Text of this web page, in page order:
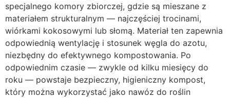
specjalnego komory zbiorczej, gdzie są mieszane z
materiałem strukturalnym — najczęściej trocinami,
wiórkami kokosowymi lub słomą. Materiał ten zapewnia
odpowiednią wentylację i stosunek węgla do azotu,
niezbędny do efektywnego kompostowania. Po
odpowiednim czasie — zwykle od kilku miesięcy do
roku — powstaje bezpieczny, higieniczny kompost,
który można wykorzystać jako nawóz do roślin